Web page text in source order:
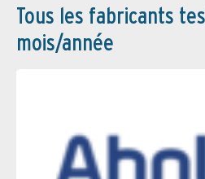
Tous les fabricants
mois/année